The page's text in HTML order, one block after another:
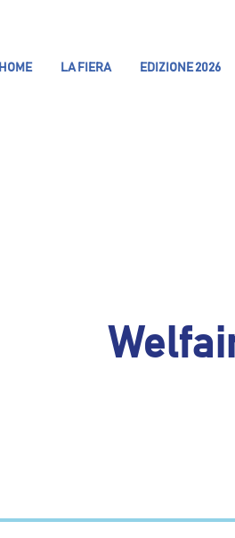
HOME LA FIERA EDIZIONE 2026